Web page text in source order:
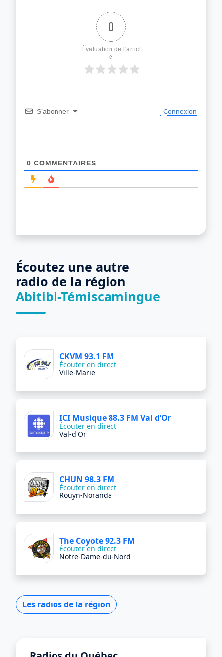
0
Évaluation de l'articl
e
S’abonner Connexion
0 COMMENTAIRES
Écoutez une autre
radio de la région
‎Abitibi-Témiscamingue
CKVM 93.1 FM
Écouter en direct
Ville-Marie
ICI Musique 88.3 FM Val d’Or
Écouter en direct
Val-d'Or
CHUN 98.3 FM
Écouter en direct
Rouyn-Noranda
The Coyote 92.3 FM
Écouter en direct
Notre-Dame-du-Nord
Les radios de la région